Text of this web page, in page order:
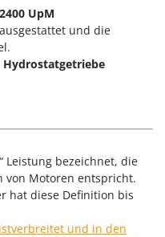
UpM
und die
Leistung bezeichnet, die
von Motoren entspricht.
hat diese Definition bis
und in den